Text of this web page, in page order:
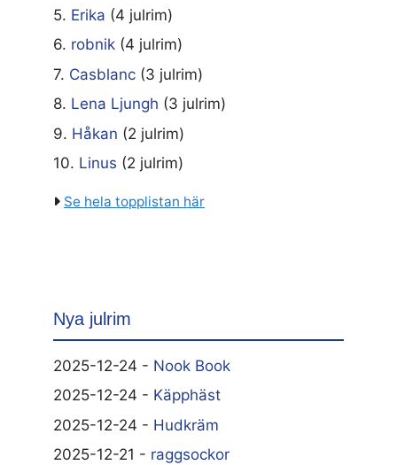
5. Erika (4 julrim)
6. robnik (4 julrim)
7. Casblanc (3 julrim)
8. Lena Ljungh (3 julrim)
9. Håkan (2 julrim)
10. Linus (2 julrim)
Se hela topplistan här
Nya julrim
2025-12-24 - Nook Book
2025-12-24 - Käpphäst
2025-12-24 - Hudkräm
2025-12-21 - raggsockor